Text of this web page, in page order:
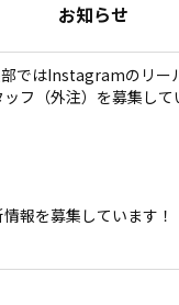
お知らせ
部ではInstagramのリー
フ（外注）を募集して
報を募集しています！